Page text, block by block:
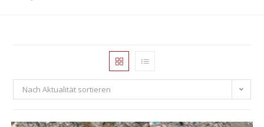
Nach Aktualität sortieren